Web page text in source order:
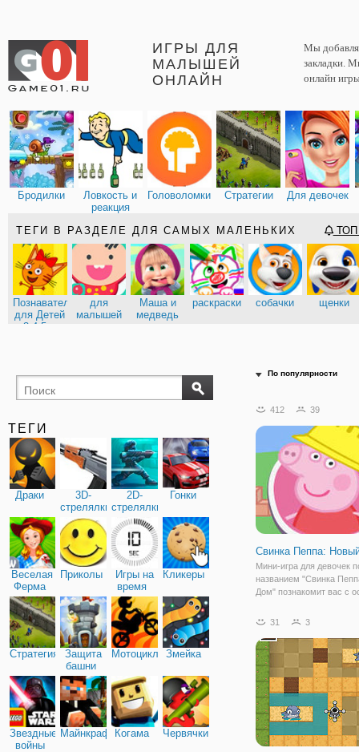
ИГРЫ ДЛЯ
МАЛЫШЕЙ
ОНЛАЙН
Мы
закладки.
онлайн
Бродилки
Ловкость и
реакция
Головоломки Стратегии Для девочек
ТЕГИ В РАЗДЕЛЕ ДЛЯ САМЫХ МАЛЕНЬКИХ ТОП
Познавательные
для Детей
3-4-5 л
для
малышей
Маша и
медведь
раскраски собачки щенки
ТЕГИ
Драки
3D-
стрелялки
2D-
стрелялки
Гонки
Веселая
Ферма
Приколы
Игры на
время
Кликеры
Стратегия
Защита
башни
МотоциклыЗмейка
Звездные
войны
МайнкрафтКогама Червячки
По популярности
412 39
Свинка Пеппа:
Мини-игра для девочек
названием "Свинка
Дом" познакомит вас с
начинается с того, что
Мамы Свиньи, Пеппы и
Джорджа,
31 3